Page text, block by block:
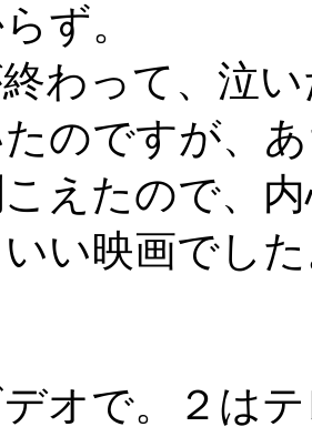
ず。
わって、泣
のですが、
えたので、
い映画でし
オで。２は